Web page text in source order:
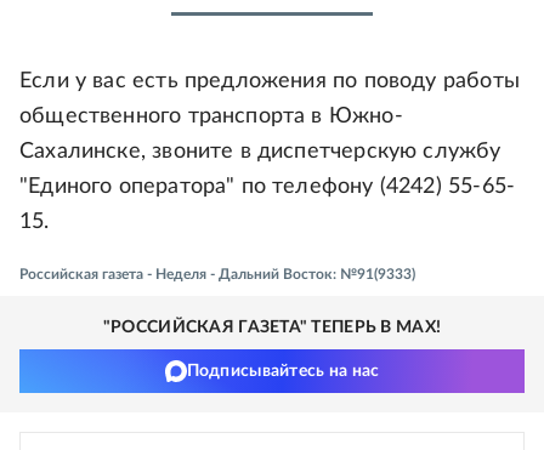
Если у вас есть предложения по поводу работы
общественного транспорта в Южно-
Сахалинске, звоните в диспетчерскую службу
"Единого оператора" по телефону (4242) 55-65-
15.
Российская газета - Неделя - Дальний Восток: №91(9333)
"РОССИЙСКАЯ ГАЗЕТА" ТЕПЕРЬ В MAX!
Подписывайтесь на нас